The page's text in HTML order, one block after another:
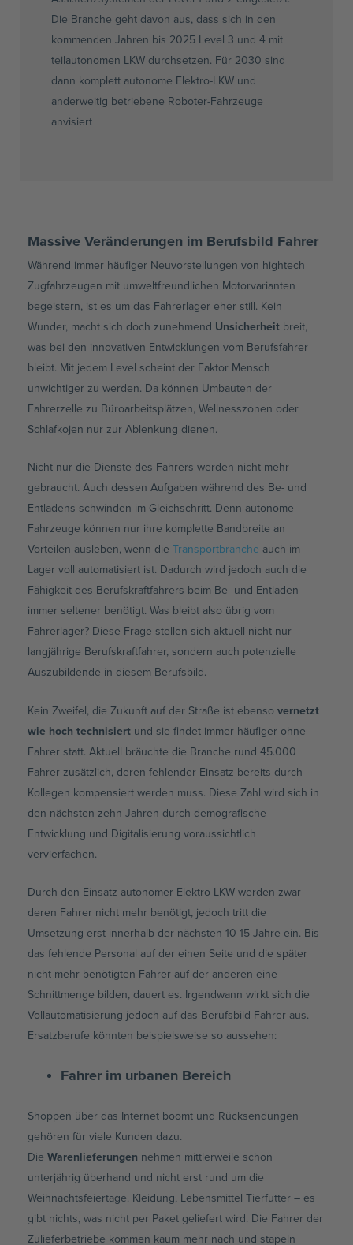
Die Branche geht davon aus, dass sich in den
kommenden Jahren bis 2025 Level 3 und 4 mit
teilautonomen LKW durchsetzen. Für 2030 sind
dann komplett autonome Elektro-LKW und
anderweitig betriebene Roboter-Fahrzeuge
anvisiert
Massive Veränderungen im Berufsbild Fahrer
Während immer häufiger Neuvorstellungen von hightech
Zugfahrzeugen mit umweltfreundlichen Motorvarianten
begeistern, ist es um das Fahrerlager eher still. Kein
Wunder, macht sich doch zunehmend Unsicherheit breit,
was bei den innovativen Entwicklungen vom Berufsfahrer
bleibt. Mit jedem Level scheint der Faktor Mensch
unwichtiger zu werden. Da können Umbauten der
Fahrerzelle zu Büroarbeitsplätzen, Wellnesszonen oder
Schlafkojen nur zur Ablenkung dienen.
Nicht nur die Dienste des Fahrers werden nicht mehr
gebraucht. Auch dessen Aufgaben während des Be- und
Entladens schwinden im Gleichschritt. Denn autonome
Fahrzeuge können nur ihre komplette Bandbreite an
Vorteilen ausleben, wenn dieTransportbranche auch im
Lager voll automatisiert ist. Dadurch wird jedoch auch die
Fähigkeit des Berufskraftfahrers beim Be- und Entladen
immer seltener benötigt. Was bleibt also übrig vom
Fahrerlager? Diese Frage stellen sich aktuell nicht nur
langjährige Berufskraftfahrer, sondern auch potenzielle
Auszubildende in diesem Berufsbild.
Kein Zweifel, die Zukunft auf der Straße ist ebensovernetzt
wie hoch technisiert und sie findet immer häufiger ohne
Fahrer statt. Aktuell bräuchte die Branche rund 45.000
Fahrer zusätzlich, deren fehlender Einsatz bereits durch
Kollegen kompensiert werden muss. Diese Zahl wird sich in
den nächsten zehn Jahren durch demografische
Entwicklung und Digitalisierung voraussichtlich
vervierfachen.
Durch den Einsatz autonomer Elektro-LKW werden zwar
deren Fahrer nicht mehr benötigt, jedoch tritt die
Umsetzung erst innerhalb der nächsten 10-15 Jahre ein. Bis
das fehlende Personal auf der einen Seite und die später
nicht mehr benötigten Fahrer auf der anderen eine
Schnittmenge bilden, dauert es. Irgendwann wirkt sich die
Vollautomatisierung jedoch auf das Berufsbild Fahrer aus.
Ersatzberufe könnten beispielsweise so aussehen:
Fahrer im urbanen Bereich
Shoppen über das Internet boomt und Rücksendungen
gehören für viele Kunden dazu.
DieWarenlieferungen nehmen mittlerweile schon
unterjährig überhand und nicht erst rund um die
Weihnachtsfeiertage. Kleidung, Lebensmittel Tierfutter – es
gibt nichts, was nicht per Paket geliefert wird. Die Fahrer der
Zulieferbetriebe kommen kaum mehr nach und stapeln